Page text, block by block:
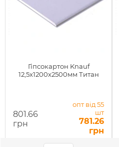
Гіпсокартон Knauf
12,5х1200х2500мм Титан
801.66
грн
опт від 55
шт
781.26
грн